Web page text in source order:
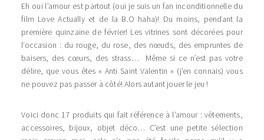
Eh oui l’amour est partout (oui je suis un fan inconditionnelle du
film Love Actually et de la B.O haha)! Du moins, pendant la
première quinzaine de février! Les vitrines sont décorées pour
l’occasion : du rouge, du rose, des nœuds, des empruntes de
baisers, des cœurs, des strass… Même si ce n’est pas votre
délire, que vous êtes « Anti Saint Valentin » (j’en connais) vous
ne pouvez pas passer à côté! Alors autant jouer le jeu !
Voici donc 17 produits qui fait référence à l’amour : vêtements,
accessoires, bijoux, objet déco… C’est une petite sélection